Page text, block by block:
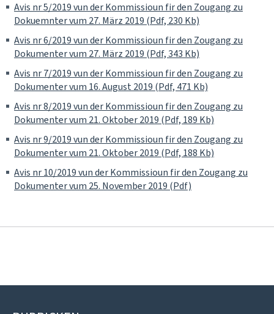
Avis nr 5/2019 vun der Kommissioun fir den Zougang zu
Dokuemnter vum 27. März 2019 (Pdf, 230 Kb)
Avis nr 6/2019 vun der Kommissioun fir den Zougang zu
Dokumenter vum 27. März 2019 (Pdf, 343 Kb)
Avis nr 7/2019 vun der Kommissioun fir den Zougang zu
Dokumenter vum 16. August 2019 (Pdf, 471 Kb)
Avis nr 8/2019 vun der Kommissioun fir den Zougang zu
Dokumenter vum 21. Oktober 2019 (Pdf, 189 Kb)
Avis nr 9/2019 vun der Kommissioun fir den Zougang zu
Dokumenter vum 21. Oktober 2019 (Pdf, 188 Kb)
Avis nr 10/2019 vun der Kommissioun fir den Zougang zu
Dokumenter vum 25. November 2019 (Pdf)